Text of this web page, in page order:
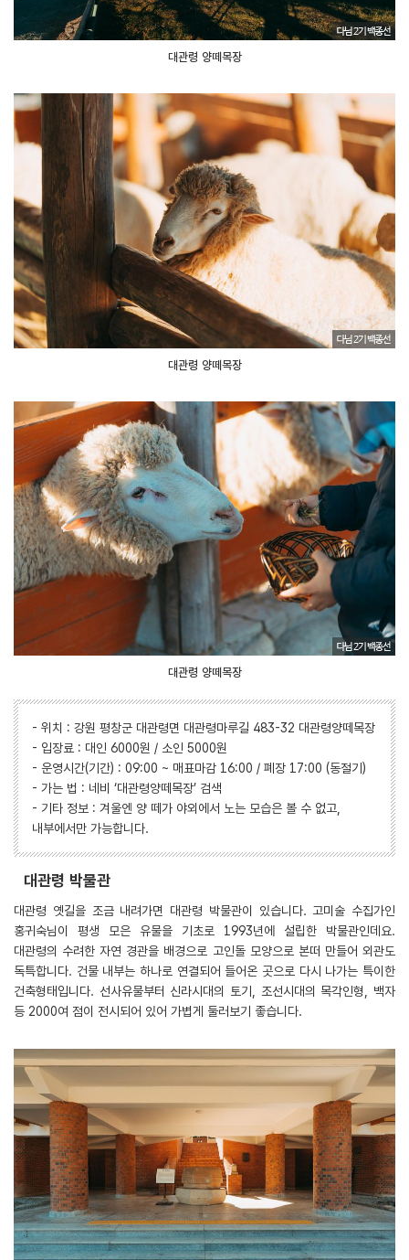
대관령 양떼목장
대관령 양떼목장
대관령 양떼목장
- 위치 : 강원 평창군 대관령면 대관령마루길 483-32 대관령양떼목장
- 입장료 : 대인 6000원 / 소인 5000원
- 운영시간(기간) : 09:00 ~ 매표마감 16:00 / 폐장 17:00 (동절기)
- 가는 법 : 네비 ‘대관령양떼목장’ 검색
- 기타 정보 : 겨울엔 양 떼가 야외에서 노는 모습은 볼 수 없고,
내부에서만 가능합니다.
대관령 박물관
대관령 옛길을 조금 내려가면 대관령 박물관이 있습니다. 고미술 수집가인
홍귀숙님이 평생 모은 유물을 기초로 1993년에 설립한 박물관인데요.
대관령의 수려한 자연 경관을 배경으로 고인돌 모양으로 본떠 만들어 외관도
독특합니다. 건물 내부는 하나로 연결되어 들어온 곳으로 다시 나가는 특이한
건축형태입니다. 선사유물부터 신라시대의 토기, 조선시대의 목각인형, 백자
등 2000여 점이 전시되어 있어 가볍게 둘러보기 좋습니다.